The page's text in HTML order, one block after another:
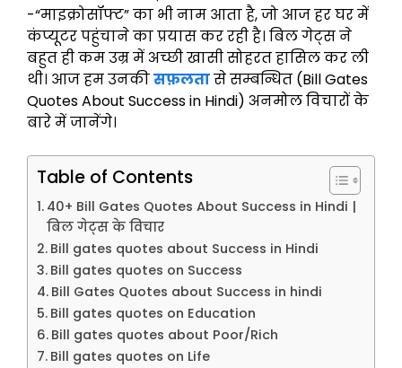
-“माइक्रोसॉफ्ट” का भी नाम आता है, जो आज हर घर में
कंप्यूटर पहुंचाने का प्रयास कर रही है। बिल गेट्स ने
बहुत ही कम उम्र में अच्छी खासी सोहरत हासिल कर ली
थी। आज हम उनकीसफ़लतासे सम्बन्धित (Bill Gates
Quotes About Success in Hindi) अनमोल विचारों के
बारे में जानेंगे।
Table of Contents
40+ Bill Gates Quotes About Success in Hindi |
बिल गेट्स के विचार
Bill gates quotes about Success in Hindi
Bill gates quotes on Success
Bill Gates Quotes about Success in hindi
Bill gates quotes on Education
Bill gates quotes about Poor/Rich
Bill gates quotes on Life